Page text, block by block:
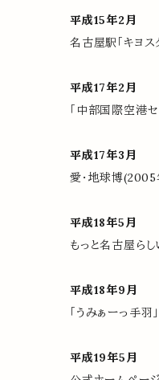
平成15年2月
名古屋駅「キヨ
平成17年2月
「中部国際空港
平成17年3月
愛・地球博(2005
平成18年5月
もっと名古屋ら
平成18年9月
「うみぁーっ手
平成19年5月